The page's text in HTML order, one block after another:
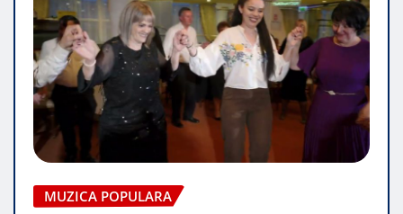
MUZICA POPULARA